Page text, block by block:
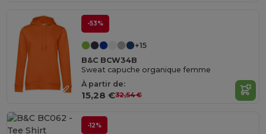
-53%
+15
B&C BCW34B
Sweat capuche organique femme
À partir de:
15,28 €32,54 €
-12%